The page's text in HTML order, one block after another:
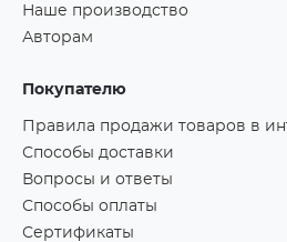
Наше производство
Авторам
Покупателю
Правила продажи товаров в
Способы доставки
Вопросы и ответы
Способы оплаты
Сертификаты